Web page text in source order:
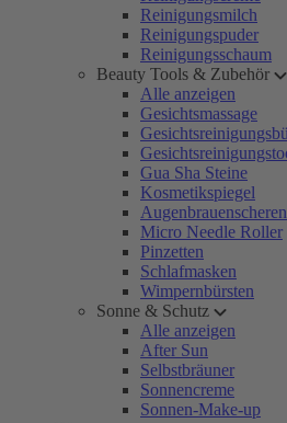
Reinigungsmilch
Reinigungspuder
Reinigungsschaum
Beauty Tools & Zubehör
Alle anzeigen
Gesichtsmassage
Gua Sha Steine
Kosmetikspiegel
Augenbrauenscheren
Micro Needle Roller
Pinzetten
Schlafmasken
Wimpernbürsten
Sonne & Schutz
Alle anzeigen
After Sun
Selbstbräuner
Sonnencreme
Sonnen-Make-up